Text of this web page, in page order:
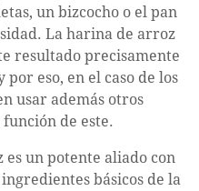
un bizcocho o el pan
La harina de arroz
resultado precisamente
eso, en el caso de los
usar además otros
de este.
es un potente aliado con
básicos de la